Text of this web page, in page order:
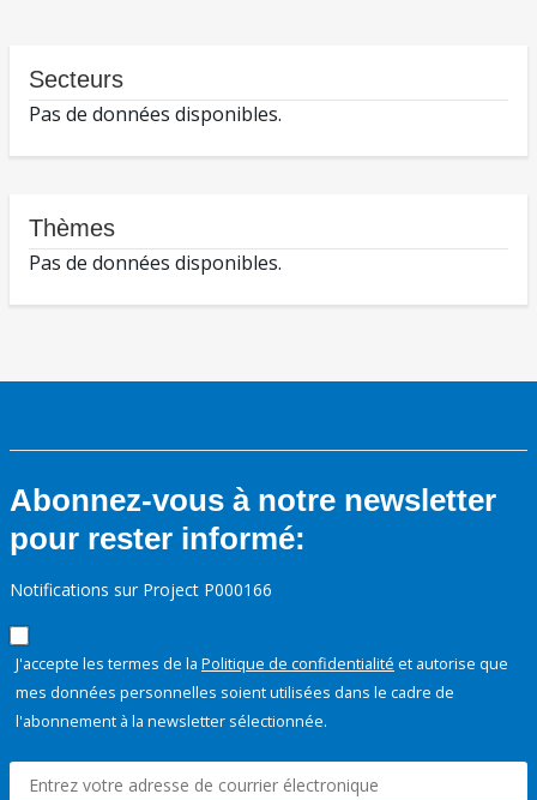
Secteurs
Pas de données disponibles.
Thèmes
Pas de données disponibles.
Abonnez-vous à notre newsletter
pour rester informé:
Notifications sur Project P000166
J'accepte les termes de la Politique de confidentialité et autorise que
mes données personnelles soient utilisées dans le cadre de
l'abonnement à la newsletter sélectionnée.